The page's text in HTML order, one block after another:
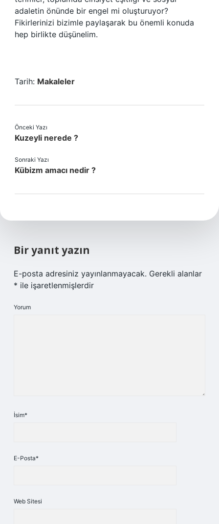
adaletin önünde bir engel mi oluşturuyor?
Fikirlerinizi bizimle paylaşarak bu önemli konuda
hep birlikte düşünelim.
Tarih: Makaleler
Önceki Yazı
Kuzeyli nerede ?
Sonraki Yazı
Kübizm amacı nedir ?
Bir yanıt yazın
E-posta adresiniz yayınlanmayacak. Gerekli alanlar
* ile işaretlenmişlerdir
Yorum
İsim*
E-Posta*
Web Sitesi